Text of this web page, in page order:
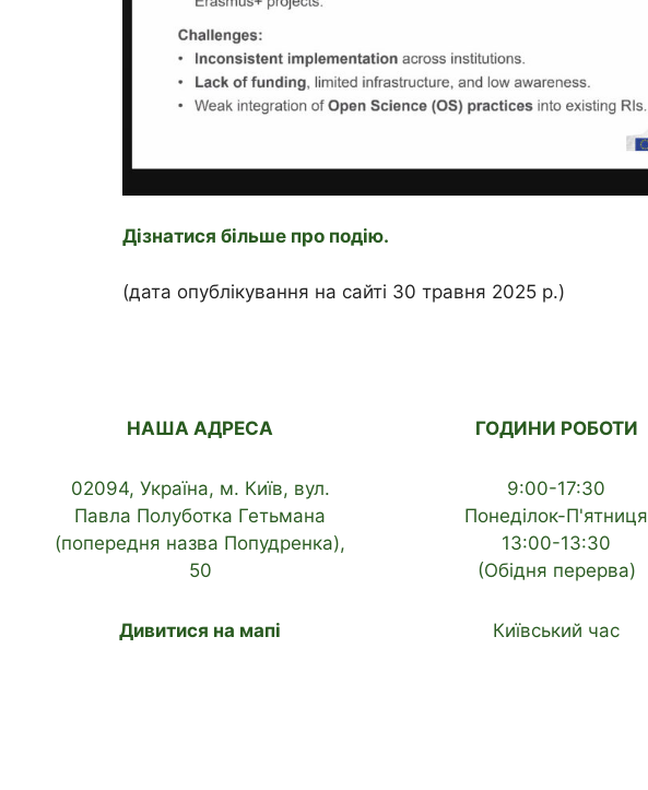
Дізнатися більше про подію.
(дата опублікування на сайті 30 травня 2025 р.)
НАША АДРЕСА
02094, Україна, м. Київ, вул.
Павла Полуботка Гетьмана
(попередня назва Попудренка),
50
Дивитися на мапі
ГОДИНИ РОБОТИ
9:00-17:30
Понеділок-П'ятниця
13:00-13:30
(Обідня перерва)
Київський час